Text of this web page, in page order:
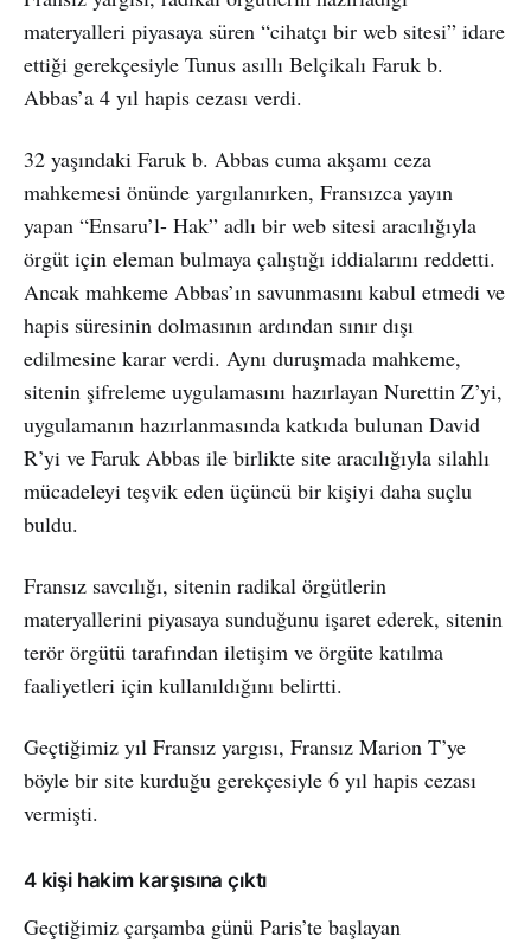
materyalleri piyasaya süren “cihatçı bir web sitesi” idare
ettiği gerekçesiyle Tunus asıllı Belçikalı Faruk b.
Abbas’a 4 yıl hapis cezası verdi.
32 yaşındaki Faruk b. Abbas cuma akşamı ceza
mahkemesi önünde yargılanırken, Fransızca yayın
yapan “Ensaru’l- Hak” adlı bir web sitesi aracılığıyla
örgüt için eleman bulmaya çalıştığı iddialarını reddetti.
Ancak mahkeme Abbas’ın savunmasını kabul etmedi ve
hapis süresinin dolmasının ardından sınır dışı
edilmesine karar verdi. Aynı duruşmada mahkeme,
sitenin şifreleme uygulamasını hazırlayan Nurettin Z’yi,
uygulamanın hazırlanmasında katkıda bulunan David
R’yi ve Faruk Abbas ile birlikte site aracılığıyla silahlı
mücadeleyi teşvik eden üçüncü bir kişiyi daha suçlu
buldu.
Fransız savcılığı, sitenin radikal örgütlerin
materyallerini piyasaya sunduğunu işaret ederek, sitenin
terör örgütü tarafından iletişim ve örgüte katılma
faaliyetleri için kullanıldığını belirtti.
Geçtiğimiz yıl Fransız yargısı, Fransız Marion T’ye
böyle bir site kurduğu gerekçesiyle 6 yıl hapis cezası
vermişti.
4 kişi hakim karşısına çıktı
Geçtiğimiz çarşamba günü Paris’te başlayan